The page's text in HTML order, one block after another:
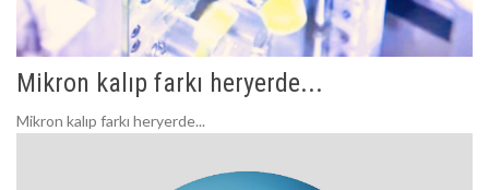
Mikron kalıp farkı heryerde...
Mikron kalıp farkı heryerde...